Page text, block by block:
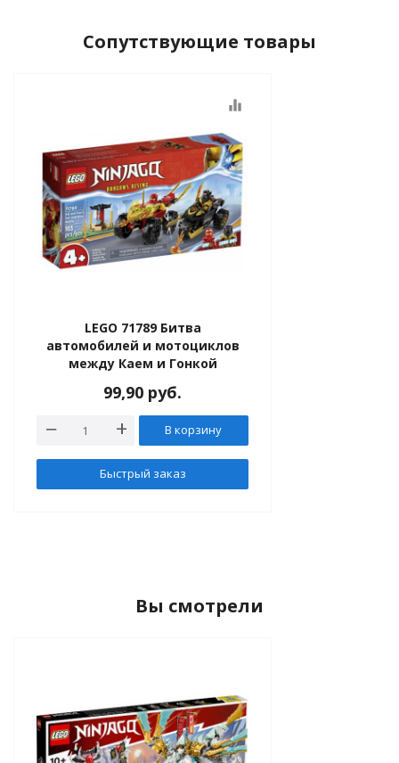
Сопутствующие товары
equalizer
LEGO 71789 Битва
автомобилей и мотоциклов
между Каем и Гонкой
99,90 руб.
В корзину
Быстрый заказ
Вы смотрели